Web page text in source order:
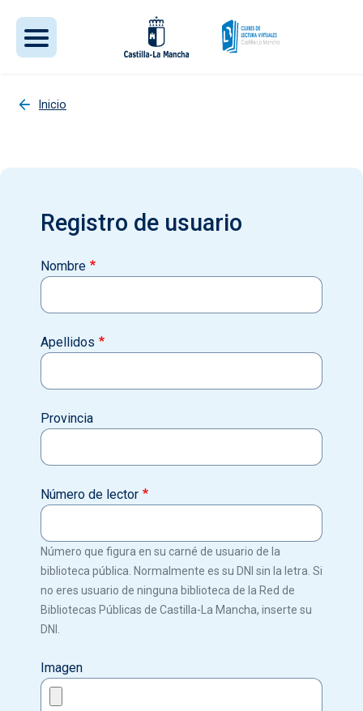
Inicio
Registro de usuario
Nombre
Apellidos
Provincia
Número de lector
Número que figura en su carné de usuario de la
biblioteca pública. Normalmente es su DNI sin la letra. Si
no eres usuario de ninguna biblioteca de la Red de
Bibliotecas Públicas de Castilla-La Mancha, inserte su
DNI.
Imagen